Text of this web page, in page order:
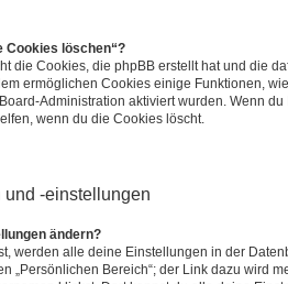
Cookies löschen“?
die Cookies, die phpBB erstellt hat und die
ermöglichen Cookies einige Funktionen,
Administration aktiviert wurden. Wenn
wenn du die Cookies löscht.
und -einstellungen
ändern?
werden alle deine Einstellungen in der
„Persönlichen Bereich“; der Link dazu wird